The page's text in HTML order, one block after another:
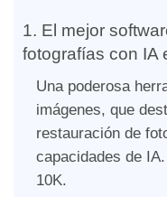
1. El mejor
fotografías con IA
Una poderosa
imágenes, que
restauración de
capacidades de
10K.